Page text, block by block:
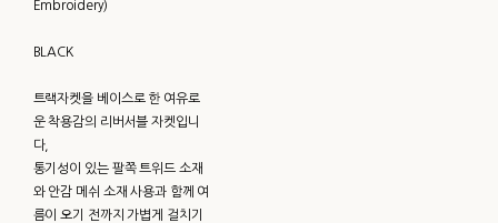
Embroidery)
BLACK
트랙자켓을 베이스로 한 여유로
운 착용감의 리버서블 자켓입니
다,
통기성이 있는 팔쪽 트위드 소재
와 안감 메쉬 소재 사용과 함께 여
름이 오기 전까지 가볍게 걸치기